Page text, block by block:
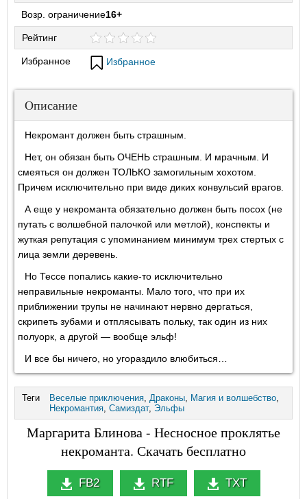
Возр. ограничение16+
Рейтинг
Избранное Избранное
Описание
Некромант должен быть страшным.
Нет, он обязан быть ОЧЕНЬ страшным. И мрачным. И
смеяться он должен ТОЛЬКО замогильным хохотом.
Причем исключительно при виде диких конвульсий врагов.
А еще у некроманта обязательно должен быть посох (не
путать с волшебной палочкой или метлой), конспекты и
жуткая репутация с упоминанием минимум трех стертых с
лица земли деревень.
Но Тессе попались какие-то исключительно
неправильные некроманты. Мало того, что при их
приближении трупы не начинают нервно дергаться,
скрипеть зубами и отплясывать польку, так один из них
полуорк, а другой — вообще эльф!
И все бы ничего, но угораздило влюбиться…
Теги Веселые приключения, Драконы, Магия и волшебство,
Некромантия, Самиздат, Эльфы
Маргарита Блинова - Несносное проклятье
некроманта. Скачать бесплатно
FB2 RTF TXT